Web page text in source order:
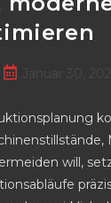
BeitragJanuar 30, 2025
will,